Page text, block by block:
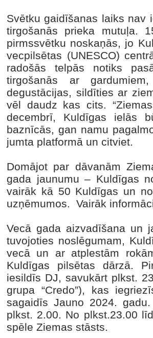
Svētku gaidīšanas laiks nav
tirgošanās prieka mutuļa.
pirmssvētku noskaņās, jo
vecpilsētas (UNESCO)
radošās telpās notiks
tirgošanās ar
degustācijas, sildīties ar
vēl daudz kas cits.
decembrī, Kuldīgas ielās
baznīcās, gan namu
jumta platformā un citviet.
Domājot par dāvanām
gada jaunumu – Kuldīgas
vairāk kā 50 Kuldīgas un
uzņēmumos. Vairāk
Vecā gada aizvadīšana un
tuvojoties noslēgumam,
vecā un ar atplestām
Kuldīgas pilsētas dārzā.
iesildīs DJ, savukārt plkst.
grupa “Credo”), kas
sagaidīs Jauno 2024.
plkst. 2.00. No plkst.23.00
spēle Ziemas stāsts.